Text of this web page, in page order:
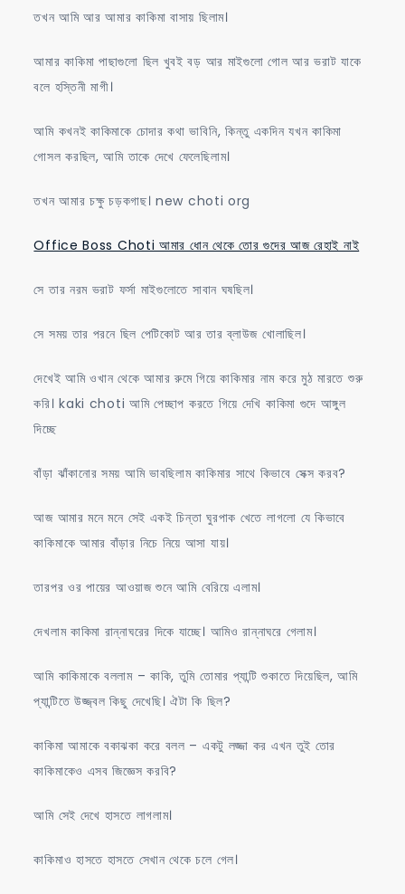
তখন আমি আর আমার কাকিমা বাসায় ছিলাম।
আমার কাকিমা পাছাগুলো ছিল খুবই বড় আর মাইগুলো গোল আর ভরাট যাকে
বলে হস্তিনী মাগী।
আমি কখনই কাকিমাকে চোদার কথা ভাবিনি, কিন্তু একদিন যখন কাকিমা
গোসল করছিল, আমি তাকে দেখে ফেলেছিলাম।
তখন আমার চক্ষু চড়কগাছ। new choti org
Office Boss Choti আমার ধোন থেকে তোর গুদের আজ রেহাই নাই
সে তার নরম ভরাট ফর্সা মাইগুলোতে সাবান ঘষছিল।
সে সময় তার পরনে ছিল পেটিকোট আর তার ব্লাউজ খোলাছিল।
দেখেই আমি ওখান থেকে আমার রুমে গিয়ে কাকিমার নাম করে মুঠ মারতে শুরু
করি। kaki choti আমি পেচ্ছাপ করতে গিয়ে দেখি কাকিমা গুদে আঙ্গুল
দিচ্ছে
বাঁড়া ঝাঁকানোর সময় আমি ভাবছিলাম কাকিমার সাথে কিভাবে সেক্স করব?
আজ আমার মনে মনে সেই একই চিন্তা ঘুরপাক খেতে লাগলো যে কিভাবে
কাকিমাকে আমার বাঁড়ার নিচে নিয়ে আসা যায়।
তারপর ওর পায়ের আওয়াজ শুনে আমি বেরিয়ে এলাম।
দেখলাম কাকিমা রান্নাঘরের দিকে যাচ্ছে। আমিও রান্নাঘরে গেলাম।
আমি কাকিমাকে বললাম – কাকি, তুমি তোমার প্যান্টি শুকাতে দিয়েছিল, আমি
প্যান্টিতে উজ্জ্বল কিছু দেখেছি। ঐটা কি ছিল?
কাকিমা আমাকে বকাঝকা করে বলল – একটু লজ্জা কর এখন তুই তোর
কাকিমাকেও এসব জিজ্ঞেস করবি?
আমি সেই দেখে হাসতে লাগলাম।
কাকিমাও হাসতে হাসতে সেখান থেকে চলে গেল।